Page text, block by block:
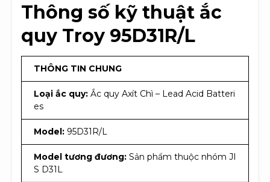
Thông số kỹ thuật ắc
quy Troy 95D31R/L
THÔNG TIN CHUNG
Loại ắc quy: Ắc quy Axít Chì – Lead Acid Batteri
es
Model: 95D31R/L
Model tương đương: Sản phẩm thuộc nhóm JI
S D31L